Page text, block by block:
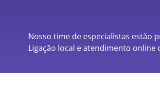
Nosso time de especialistas estão
Ligação local e atendimento